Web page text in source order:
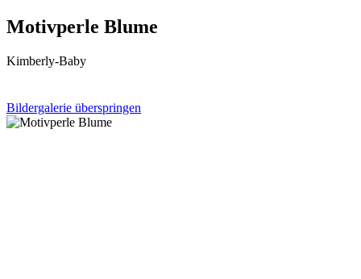
Motivperle Blume
Kimberly-Baby
Bildergalerie überspringen